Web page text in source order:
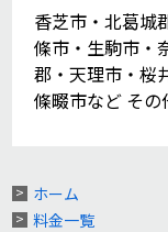
香芝市・北葛城
條市・生駒市・
郡・天理市・桜
條畷市など その
ホーム
料金一覧